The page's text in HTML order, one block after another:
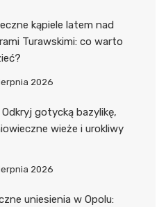
kąpiele latem nad
Turawskimi: co warto
2026
Odkryj gotycką bazylikę,
wieże i urokliwy
2026
uniesienia w Opolu: